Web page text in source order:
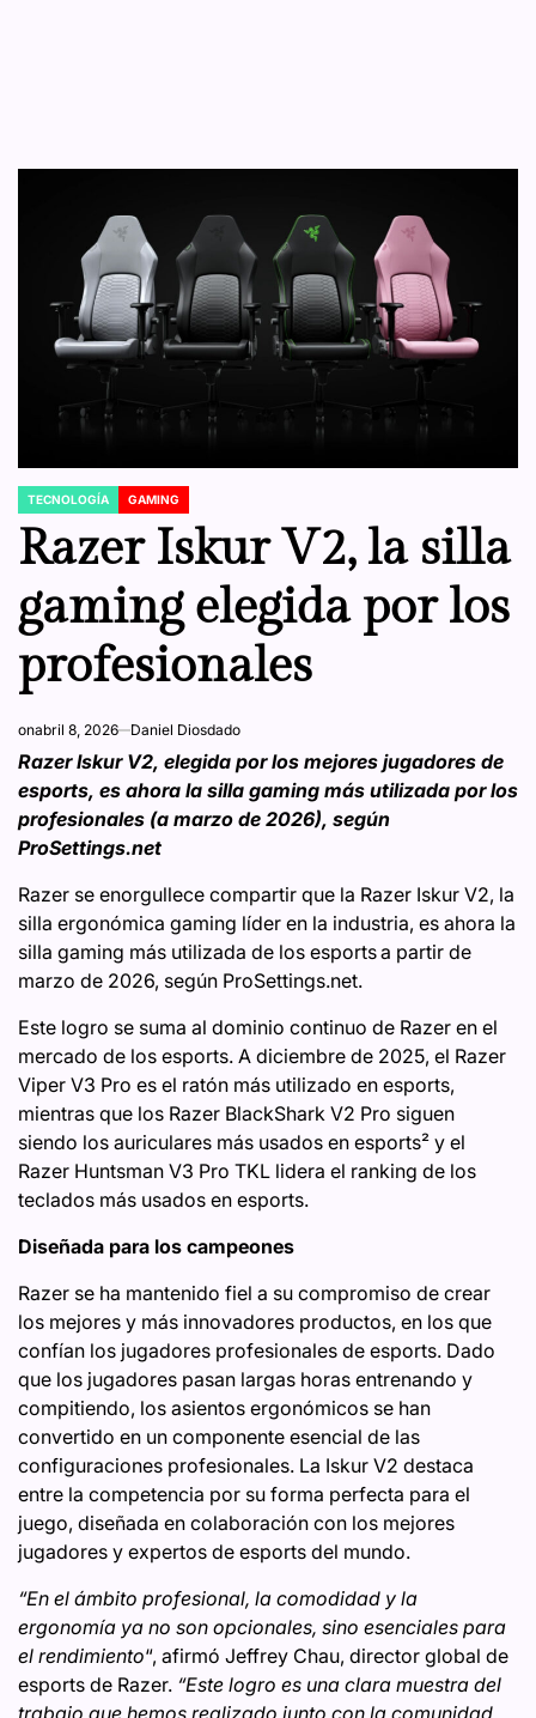
POSTED
IN
TECNOLOGÍA GAMING
Razer Iskur V2, la silla
gaming elegida por los
profesionales
onabril 8, 2026 Daniel Diosdado
Razer Iskur V2, elegida por los mejores jugadores de
esports, es ahora la silla gaming más utilizada por los
profesionales (a marzo de 2026), según
ProSettings.net
Razer se enorgullece compartir que la Razer Iskur V2, la
silla ergonómica gaming líder en la industria, es ahora la
silla gaming más utilizada de los esportsa partir de
marzo de 2026, según ProSettings.net.
Este logro se suma al dominio continuo de Razer en el
mercado de los esports. A diciembre de 2025, el Razer
Viper V3 Pro es el ratón más utilizado en esports,
mientras que los Razer BlackShark V2 Pro siguen
siendo los auriculares más usados ​​en esports² y el
Razer Huntsman V3 Pro TKL lidera el ranking de los
teclados más usados ​​en esports.
Diseñada para los campeones
Razer se ha mantenido fiel a su compromiso de crear
los mejores y más innovadores productos, en los que
confían los jugadores profesionales de esports. Dado
que los jugadores pasan largas horas entrenando y
compitiendo, los asientos ergonómicos se han
convertido en un componente esencial de las
configuraciones profesionales. La Iskur V2 destaca
entre la competencia por su forma perfecta para el
juego, diseñada en colaboración con los mejores
jugadores y expertos de esports del mundo.
“En el ámbito profesional, la comodidad y la
ergonomía ya no son opcionales, sino esenciales para
el rendimiento“, afirmó Jeffrey Chau, director global de
esports de Razer. “Este logro es una clara muestra del
trabajo que hemos realizado junto con la comunidad